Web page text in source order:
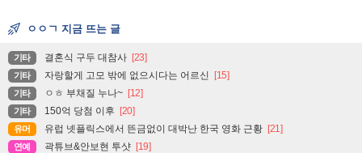
ㅇㅇㄱ 지금 뜨는 글
기타 결혼식 구두 대참사 [23]
기타 자랑할게 고모 밖에 없으시다는 어르신 [15]
기타 ㅇㅎ 부채질 누나~ [12]
기타 150억 당첨 이후 [20]
유머 유럽 넷플릭스에서 뜬금없이 대박난 한국 영화 근황 [21]
연예 곽튜브&안보현 투샷 [19]